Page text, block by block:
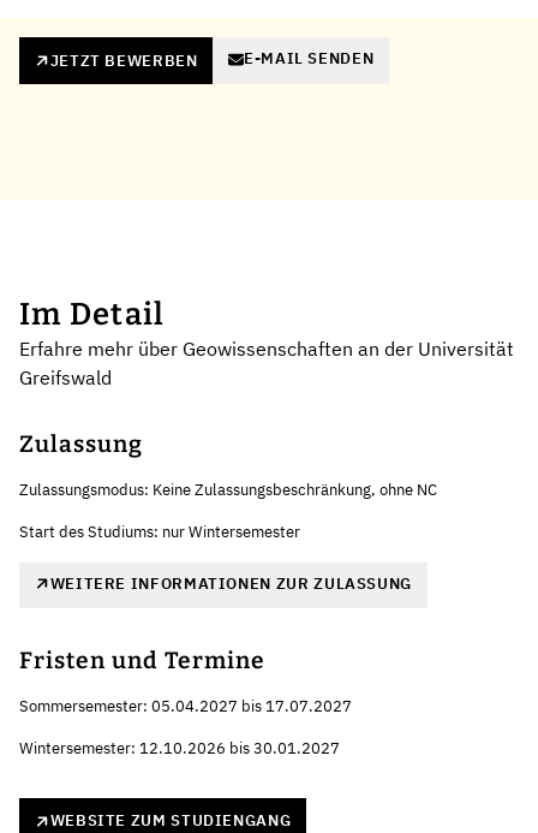
JETZT BEWERBEN E-MAIL SENDEN
Im Detail
Erfahre mehr über Geowissenschaften an der Universität
Greifswald
Zulassung
Zulassungsmodus: Keine Zulassungsbeschränkung, ohne NC
Start des Studiums: nur Wintersemester
WEITERE INFORMATIONEN ZUR ZULASSUNG
Fristen und Termine
Sommersemester: 05.04.2027 bis 17.07.2027
Wintersemester: 12.10.2026 bis 30.01.2027
WEBSITE ZUM STUDIENGANG